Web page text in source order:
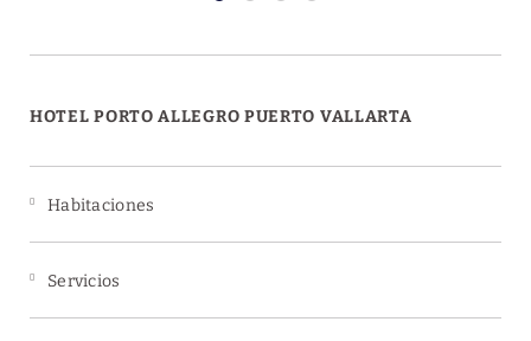
HOTEL PORTO ALLEGRO PUERTO VALLARTA
Habitaciones
Servicios